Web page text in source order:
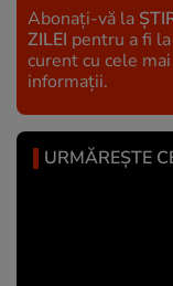
Abonați-vă la
ZILEI pentru a fi la
curent cu cele
informații.
URMĂREȘTE